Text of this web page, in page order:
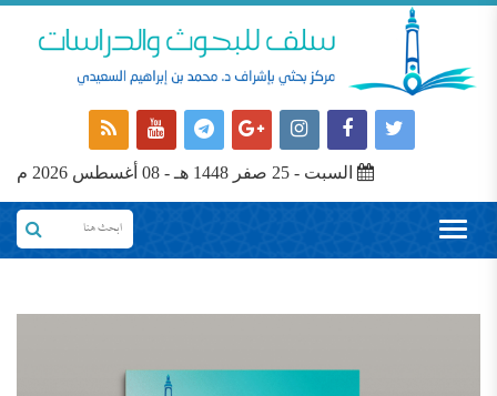
السبت - 25 صفر 1448 هـ - 08 أغسطس 2026 م